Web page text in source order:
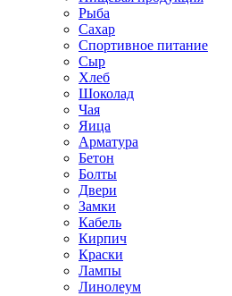
Рыба
Сахар
Спортивное питание
Сыр
Хлеб
Шоколад
Чая
Яица
Арматура
Бетон
Болты
Двери
Замки
Кабель
Кирпич
Краски
Лампы
Линолеум